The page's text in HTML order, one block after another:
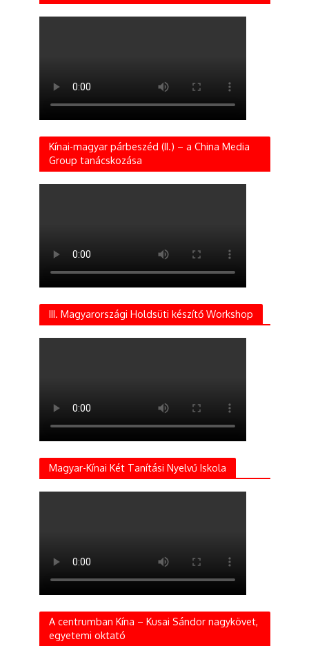
Kínai-magyar párbeszéd (II.) – a China Media
Group tanácskozása
III. Magyarországi Holdsüti készítő Workshop
Magyar-Kínai Két Tanítási Nyelvű Iskola
A centrumban Kína – Kusai Sándor nagykövet,
egyetemi oktató